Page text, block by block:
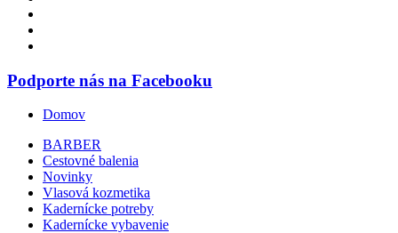
Podporte nás na Facebooku
Domov
BARBER
Cestovné balenia
Novinky
Vlasová kozmetika
Kadernícke potreby
Kadernícke vybavenie